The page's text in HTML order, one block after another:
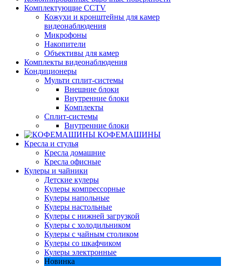
Комплектующие CCTV
Кожухи и кронштейны для камер
видеонаблюдения
Микрофоны
Накопители
Объективы для камер
Комплекты видеонаблюдения
Кондиционеры
Мульти сплит-системы
Внешние блоки
Внутренние блоки
Комплекты
Сплит-системы
Внутренние блоки
КОФЕМАШИНЫ
Кресла и стулья
Кресла домашние
Кресла офисные
Кулеры и чайники
Детские кулеры
Кулеры компрессорные
Кулеры напольные
Кулеры настольные
Кулеры с нижней загрузкой
Кулеры с холодильником
Кулеры с чайным столиком
Кулеры со шкафчиком
Кулеры электронные
Новинка